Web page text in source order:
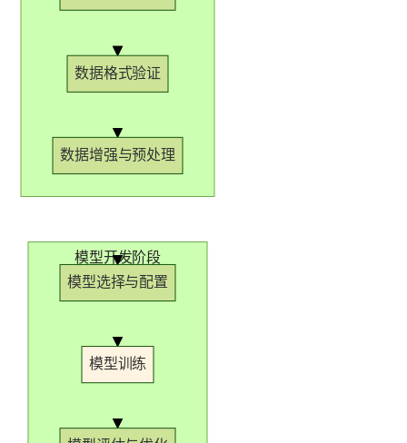
模型开发阶段
模型选择与配置
模型训练
数据格式验证
数据增强与预处理